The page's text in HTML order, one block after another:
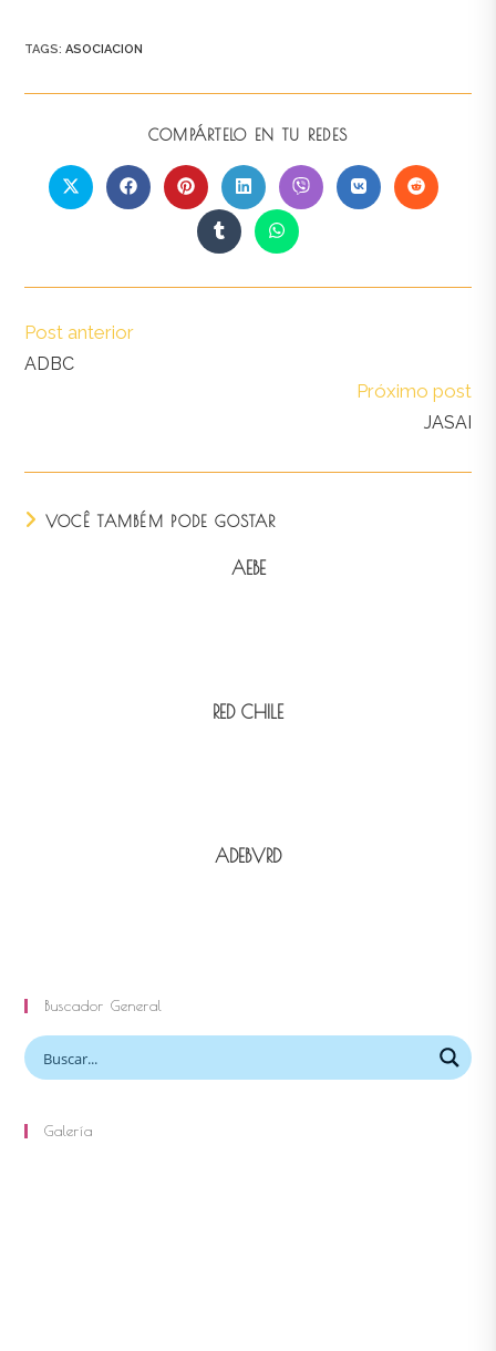
TAGS:ASOCIACION
COMPÁRTELO EN TU REDES
Post anterior
ADBC
Próximo post
JASAI
VOCÊ TAMBÉM PODE GOSTAR
AEBE
RED CHILE
ADEBVRD
Buscador General
Galería